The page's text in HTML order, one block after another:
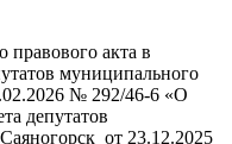
акта в
муниципального
№ 292/46-6 «О
депутатов
от 23.12.2025